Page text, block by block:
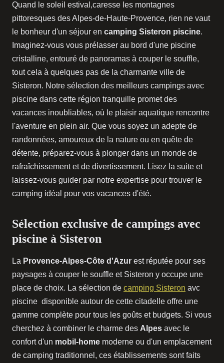
Quand le soleil estival,caresse les montagnes
pittoresques des Alpes-de-Haute-Provence, rien ne vaut
le bonheur d'un séjour en camping Sisteron piscine.
Imaginez-vous vous prélasser au bord d'une piscine
cristalline, entouré de panoramas à couper le souffle,
tout cela à quelques pas de la charmante ville de
Sisteron. Notre sélection des meilleurs campings avec
piscine dans cette région tranquille promet des
vacances inoubliables, où le plaisir aquatique rencontre
l'aventure en plein air. Que vous soyez un adepte de
randonnées, amoureux de la nature ou en quête de
détente, préparez-vous à plonger dans un monde de
rafraîchissement et de divertissement. Lisez la suite et
laissez-vous guider par notre expertise pour trouver le
camping idéal pour vos vacances d'été.
Sélection exclusive de campings avec
piscine à Sisteron
La Provence-Alpes-Côte d'Azur est réputée pour ses
paysages à couper le souffle et Sisteron y occupe une
place de choix. La sélection de camping Sisteron avc
piscine disponible autour de cette citadelle offre une
gamme complète pour tous les goûts et budgets. Si vous
cherchez à combiner le charme des Alpes avec le
confort d'un mobil-home moderne ou d'un emplacement
de camping traditionnel, ces établissements sont faits